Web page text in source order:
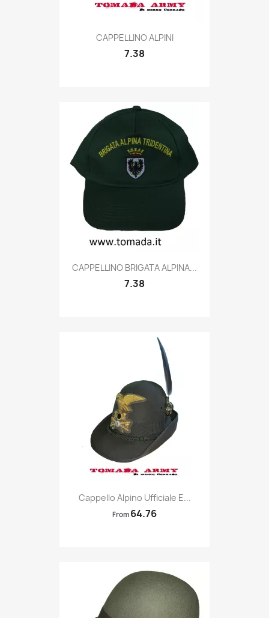
Quick view
CAPPELLINO ALPINI
7.38
Quick view
CAPPELLINO BRIGATA ALPINA...
7.38
 Quick view
Cappello Alpino Ufficiale E...
From 64.76